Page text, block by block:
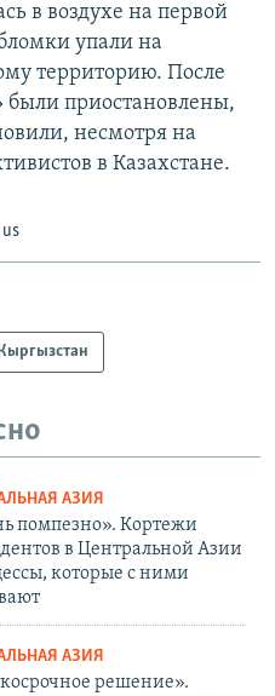
в воздухе на первой
упали на
территорию. После
были приостановлены,
несмотря на
в Казахстане.
АЗИЯ
помпезно». Кортежи
в Центральной Азии
которые с ними
АЗИЯ
решение».